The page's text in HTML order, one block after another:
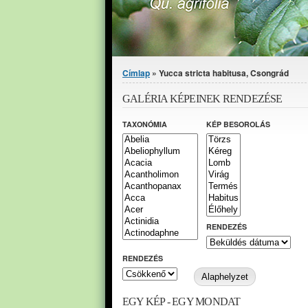
Jelenlegi hely
Címlap » Yucca stricta habitusa, Csongrád
GALÉRIA KÉPEINEK RENDEZÉSE
TAXONÓMIA KÉP BESOROLÁS
RENDEZÉS
RENDEZÉS
EGY KÉP - EGY MONDAT